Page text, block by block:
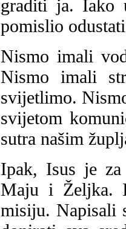
graditi ja. Iako
pomislio
Nismo imali
Nismo imali
svijetlimo.
svijetom
sutra našim
Ipak, Isus je za
Maju i Željka.
misiju. Napisali